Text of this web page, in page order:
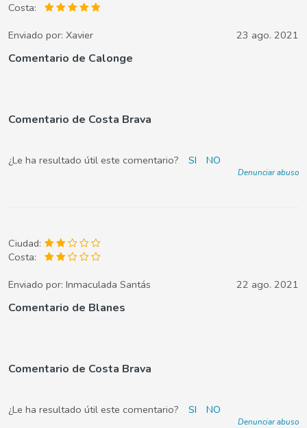
Costa:
Enviado por: Xavier 23 ago. 2021
Comentario de Calonge
Comentario de Costa Brava
¿Le ha resultado útil este comentario? SI NO
Denunciar abuso
Ciudad:
Costa:
Enviado por: Inmaculada Santás 22 ago. 2021
Comentario de Blanes
Comentario de Costa Brava
¿Le ha resultado útil este comentario? SI NO
Denunciar abuso